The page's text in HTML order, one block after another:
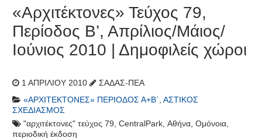
«Αρχιτέκτονες» Τεύχος 79,
Περίοδος Β’, Απρίλιος/Μάιος/
Ιούνιος 2010 | Δημοφιλείς χώροι
1 ΑΠΡΙΛΊΟΥ 2010
ΣΑΔΑΣ-ΠΕΑ
«ΑΡΧΙΤΈΚΤΟΝΕΣ» ΠΕΡΊΟΔΟΣ Α+Β΄, ΑΣΤΙΚΌΣ
ΣΧΕΔΙΑΣΜΌΣ
"αρχιτέκτονες" τεύχος 79, CentralPark, Αθήνα, Ομόνοια,
περιοδική έκδοση